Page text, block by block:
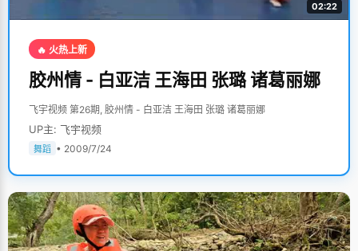
02:22
🔥 火热上新
胶州情 - 白亚洁 王海田 张璐 诸葛丽娜
飞宇视频 第26期, 胶州情 - 白亚洁 王海田 张璐 诸葛丽娜
UP主: 飞宇视频
舞蹈 • 2009/7/24